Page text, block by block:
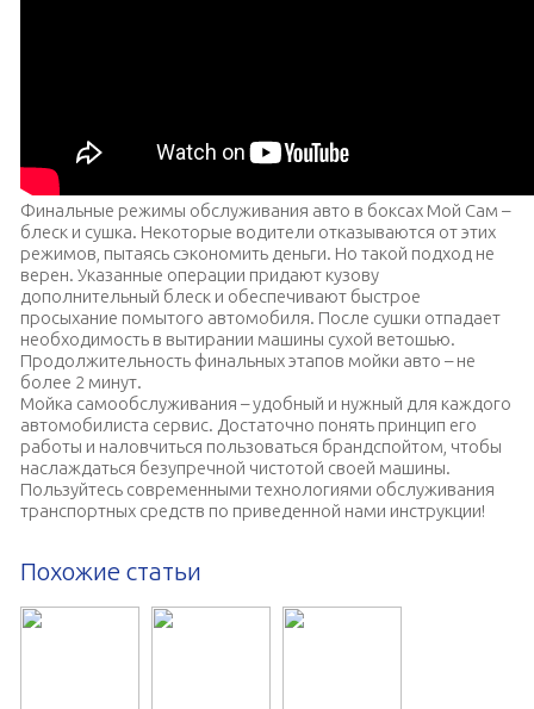
Финальные режимы обслуживания авто в боксах Мой Сам –
блеск и сушка. Некоторые водители отказываются от этих
режимов, пытаясь сэкономить деньги. Но такой подход не
верен. Указанные операции придают кузову
дополнительный блеск и обеспечивают быстрое
просыхание помытого автомобиля. После сушки отпадает
необходимость в вытирании машины сухой ветошью.
Продолжительность финальных этапов мойки авто – не
более 2 минут.
Мойка самообслуживания – удобный и нужный для каждого
автомобилиста сервис. Достаточно понять принцип его
работы и наловчиться пользоваться брандспойтом, чтобы
наслаждаться безупречной чистотой своей машины.
Пользуйтесь современными технологиями обслуживания
транспортных средств по приведенной нами инструкции!
Похожие статьи